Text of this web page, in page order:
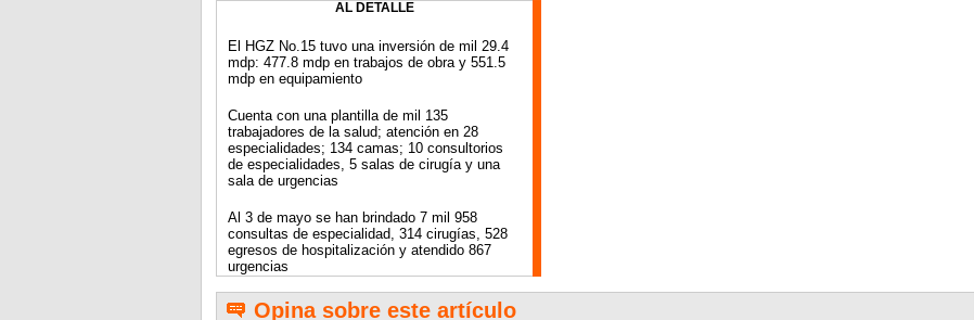
AL DETALLE
El HGZ No.15 tuvo una inversión de mil 29.4
mdp: 477.8 mdp en trabajos de obra y 551.5
mdp en equipamiento
Cuenta con una plantilla de mil 135
trabajadores de la salud; atención en 28
especialidades; 134 camas; 10 consultorios
de especialidades, 5 salas de cirugía y una
sala de urgencias
Al 3 de mayo se han brindado 7 mil 958
consultas de especialidad, 314 cirugías, 528
egresos de hospitalización y atendido 867
urgencias
Opina sobre este artículo